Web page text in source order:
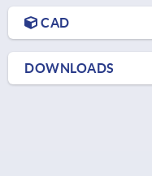
CAD
DOWNLOADS